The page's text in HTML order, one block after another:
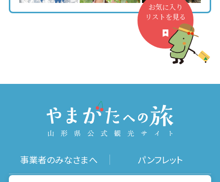
お気に入り
リストを見る
事業者のみなさまへ パンフレット